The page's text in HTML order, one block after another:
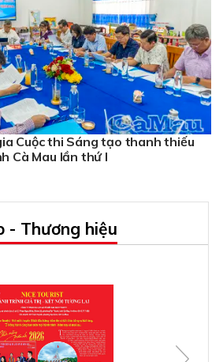
Cuộc thi Sáng tạo thanh thiếu
Cà Mau lần thứ I
- Thương hiệu